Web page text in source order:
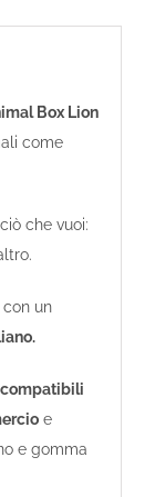
Box Lion
come
che vuoi:
un
compatibili
e
e gomma